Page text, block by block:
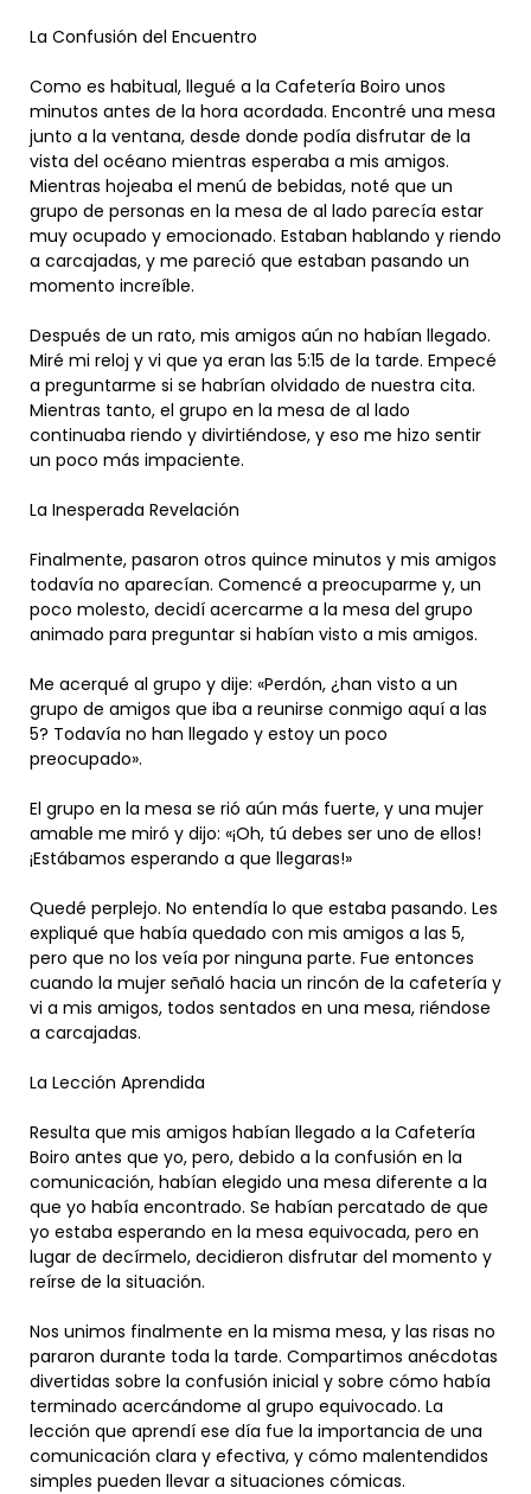
La Confusión del Encuentro
Como es habitual, llegué a la Cafetería Boiro unos
minutos antes de la hora acordada. Encontré una mesa
junto a la ventana, desde donde podía disfrutar de la
vista del océano mientras esperaba a mis amigos.
Mientras hojeaba el menú de bebidas, noté que un
grupo de personas en la mesa de al lado parecía estar
muy ocupado y emocionado. Estaban hablando y riendo
a carcajadas, y me pareció que estaban pasando un
momento increíble.
Después de un rato, mis amigos aún no habían llegado.
Miré mi reloj y vi que ya eran las 5:15 de la tarde. Empecé
a preguntarme si se habrían olvidado de nuestra cita.
Mientras tanto, el grupo en la mesa de al lado
continuaba riendo y divirtiéndose, y eso me hizo sentir
un poco más impaciente.
La Inesperada Revelación
Finalmente, pasaron otros quince minutos y mis amigos
todavía no aparecían. Comencé a preocuparme y, un
poco molesto, decidí acercarme a la mesa del grupo
animado para preguntar si habían visto a mis amigos.
Me acerqué al grupo y dije: «Perdón, ¿han visto a un
grupo de amigos que iba a reunirse conmigo aquí a las
5? Todavía no han llegado y estoy un poco
preocupado».
El grupo en la mesa se rió aún más fuerte, y una mujer
amable me miró y dijo: «¡Oh, tú debes ser uno de ellos!
¡Estábamos esperando a que llegaras!»
Quedé perplejo. No entendía lo que estaba pasando. Les
expliqué que había quedado con mis amigos a las 5,
pero que no los veía por ninguna parte. Fue entonces
cuando la mujer señaló hacia un rincón de la cafetería y
vi a mis amigos, todos sentados en una mesa, riéndose
a carcajadas.
La Lección Aprendida
Resulta que mis amigos habían llegado a la Cafetería
Boiro antes que yo, pero, debido a la confusión en la
comunicación, habían elegido una mesa diferente a la
que yo había encontrado. Se habían percatado de que
yo estaba esperando en la mesa equivocada, pero en
lugar de decírmelo, decidieron disfrutar del momento y
reírse de la situación.
Nos unimos finalmente en la misma mesa, y las risas no
pararon durante toda la tarde. Compartimos anécdotas
divertidas sobre la confusión inicial y sobre cómo había
terminado acercándome al grupo equivocado. La
lección que aprendí ese día fue la importancia de una
comunicación clara y efectiva, y cómo malentendidos
simples pueden llevar a situaciones cómicas.